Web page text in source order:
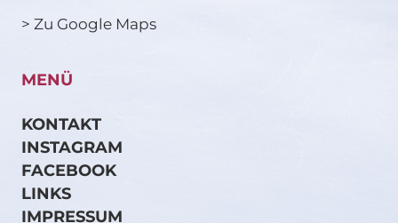
> Zu Google Maps
MENÜ
KONTAKT
INSTAGRAM
FACEBOOK
LINKS
IMPRESSUM